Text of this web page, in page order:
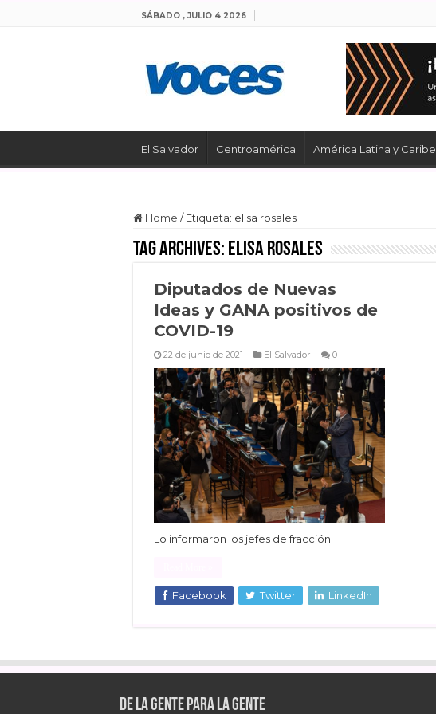
SÁBADO , JULIO 4 2026
El Salvador Centroamérica América Latina y Caribe
Home / Etiqueta: elisa rosales
Tag Archives: elisa rosales
Diputados de Nuevas
Ideas y GANA positivos de
COVID-19
22 de junio de 2021 El Salvador 0
Lo informaron los jefes de fracción.
Facebook Twitter LinkedIn
De la gente para la gente